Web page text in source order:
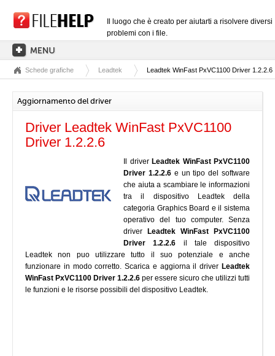
Il luogo che è creato per aiutarti a risolvere diversi
problemi con i file.
PAGINA PRINCIPALE
CATEGORIE DELLE ESTENSIONI
FILE DLL
Schede grafiche Leadtek Leadtek WinFast PxVC1100 Driver 1.2.2.6
Aggiornamento del driver
Driver Leadtek WinFast PxVC1100
Driver 1.2.2.6
Il driver Leadtek WinFast PxVC1100
Driver 1.2.2.6e un tipo del software
che aiuta a scambiare le informazioni
tra il dispositivo Leadtek della
categoria Graphics Board e il sistema
operativo del tuo computer. Senza
driver
Leadtek WinFast PxVC1100
Driver 1.2.2.6 il tale dispositivo
Leadtek non puo utilizzare tutto il suo potenziale e anche
funzionare in modo corretto. Scarica e aggiorna il driver Leadtek
WinFast PxVC1100 Driver 1.2.2.6 per essere sicuro che utilizzi tutti
le funzioni e le risorse possibili del dispositivo Leadtek.